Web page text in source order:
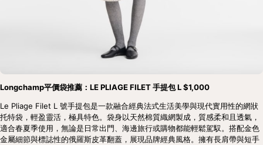
Longchamp平價袋推薦：LE PLIAGE FILET 手提包 L $1,000
Le Pliage Filet L 號手提包是一款融合經典法式生活美學與現代實用性的網狀
托特袋，輕盈靈活，極具特色。袋身以天然棉質織網製成，質感柔和且透氣，
適合春夏季使用，無論是日常出門、海邊旅行或購物都能輕鬆駕馭。搭配金色
金屬細節與標誌性的俄羅斯皮革翻蓋，展現品牌經典風格。擁有長肩帶與短手